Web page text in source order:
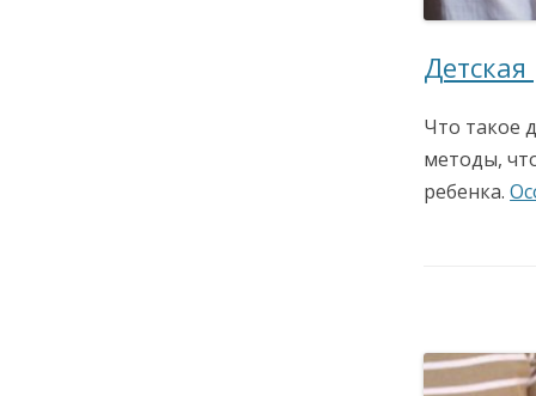
Детская
Что такое
методы,
ребенка.